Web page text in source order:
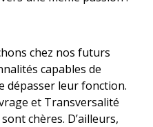
chez nos futurs
capables de
dépasser leur fonction.
et Transversalité
chères. D’ailleurs,